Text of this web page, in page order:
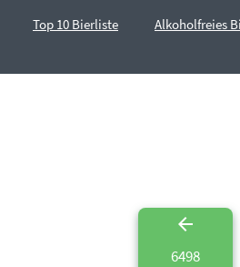
Top 10 Bierliste Alkoholfreies
6498